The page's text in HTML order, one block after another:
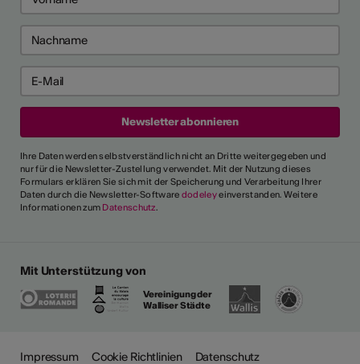
Ihre Daten werden selbstverständlich nicht an Dritte weitergegeben und
nur für die Newsletter-Zustellung verwendet. Mit der Nutzung dieses
Formulars erklären Sie sich mit der Speicherung und Verarbeitung Ihrer
Daten durch die Newsletter-Software dodeleyeinverstanden. Weitere
Informationen zum Datenschutz.
Mit Unterstützung von
Vereinigung der
Walliser Städte
Impressum Cookie Richtlinien Datenschutz